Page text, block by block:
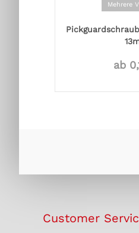
Mehrere
ab
Customer